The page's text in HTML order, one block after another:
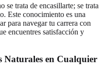
se trata de encasillarte; se trata
Este conocimiento es una
para navegar tu carrera con
encuentres satisfacción y
Naturales en Cualquier